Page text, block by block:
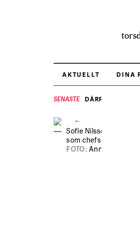
AKTUELLT DINA
SENASTE DÄRFÖR BRYR
Sofie Nilsson på
som chefskonditor.
FOTO: Anna Simonsson